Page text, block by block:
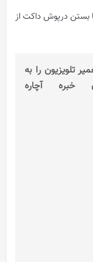
بستن درپوش داکت از
تلویزیون را به
خبره آچاره